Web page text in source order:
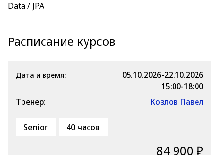
Data / JPA
Расписание курсов
Дата и время:
05.10.2026-22.10.2026
15:00-18:00
Тренер:
Козлов Павел
Senior 40 часов
84 900 ₽